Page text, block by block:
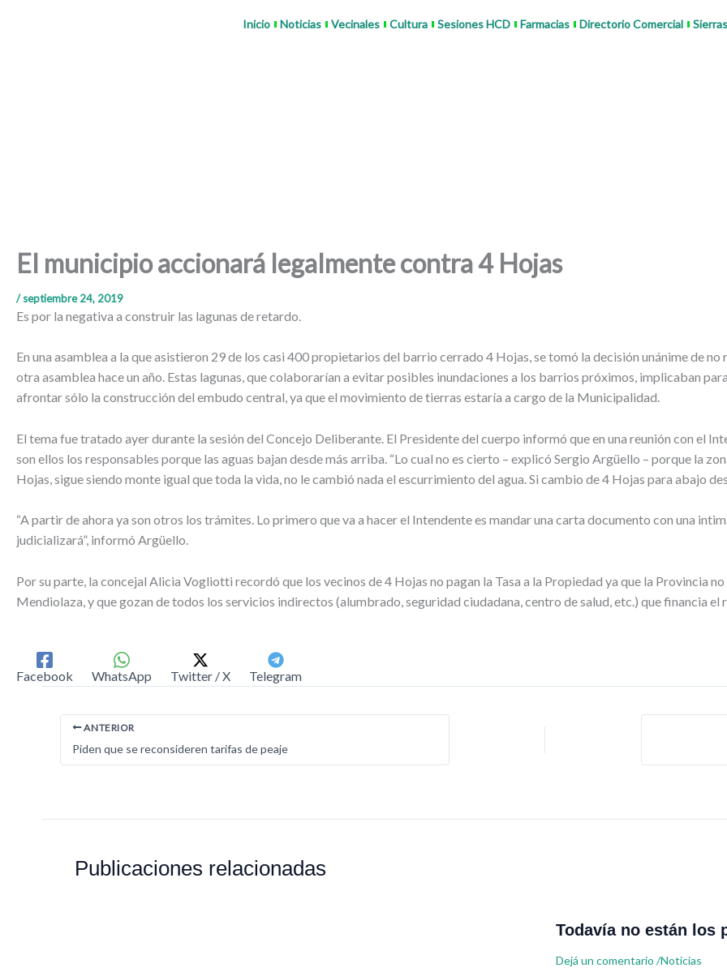
Inicio Noticias Vecinales Cultura Sesiones HCD Farmacias Directorio Comercial
El municipio accionará legalmente contra 4 Hojas
/septiembre 24, 2019
Es por la negativa a construir las lagunas de retardo.
En una asamblea a la que asistieron 29 de los casi 400 propietarios del barrio cerrado 4 Hojas, se tomó la decisión unánime de
otra asamblea hace un año. Estas lagunas, que colaborarían a evitar posibles inundaciones a los barrios próximos, implicaban
afrontar sólo la construcción del embudo central, ya que el movimiento de tierras estaría a cargo de la Municipalidad.
El tema fue tratado ayer durante la sesión del Concejo Deliberante. El Presidente del cuerpo informó que en una reunión con el
son ellos los responsables porque las aguas bajan desde más arriba. “Lo cual no es cierto – explicó Sergio Argüello – porque la
Hojas, sigue siendo monte igual que toda la vida, no le cambió nada el escurrimiento del agua. Si cambio de 4 Hojas para abajo
“A partir de ahora ya son otros los trámites. Lo primero que va a hacer el Intendente es mandar una carta documento con una
judicializará”, informó Argüello.
Por su parte, la concejal Alicia Vogliotti recordó que los vecinos de 4 Hojas no pagan la Tasa a la Propiedad ya que la Provincia
Mendiolaza, y que gozan de todos los servicios indirectos (alumbrado, seguridad ciudadana, centro de salud, etc.) que financia el
Facebook WhatsApp Twitter / X Telegram
ANTERIOR
Piden que se reconsideren tarifas de peaje
Publicaciones relacionadas
Todavía no están los
Dejá un comentario /Noticias